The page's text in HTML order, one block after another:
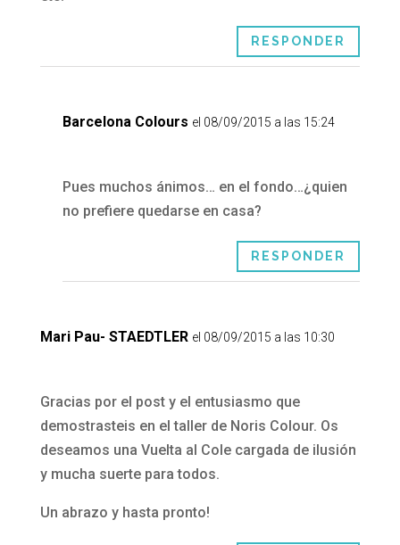
RESPONDER
Barcelona Colours el 08/09/2015 a las 15:24
Pues muchos ánimos… en el fondo…¿quien
no prefiere quedarse en casa?
RESPONDER
Mari Pau- STAEDTLER el 08/09/2015 a las 10:30
Gracias por el post y el entusiasmo que
demostrasteis en el taller de Noris Colour. Os
deseamos una Vuelta al Cole cargada de ilusión
y mucha suerte para todos.
Un abrazo y hasta pronto!